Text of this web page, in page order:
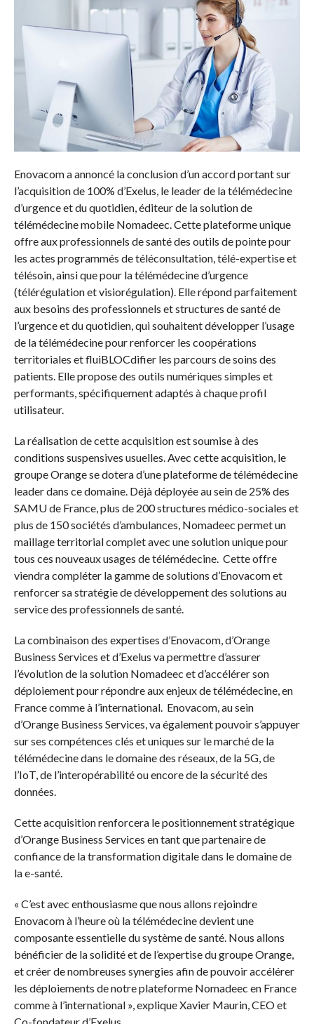
Enovacom a annoncé la conclusion d’un accord portant sur
l’acquisition de 100% d’Exelus, le leader de la télémédecine
d’urgence et du quotidien, éditeur de la solution de
télémédecine mobile Nomadeec. Cette plateforme unique
offre aux professionnels de santé des outils de pointe pour
les actes programmés de téléconsultation, télé-expertise et
télésoin, ainsi que pour la télémédecine d’urgence
(télérégulation et visiorégulation). Elle répond parfaitement
aux besoins des professionnels et structures de santé de
l’urgence et du quotidien, qui souhaitent développer l’usage
de la télémédecine pour renforcer les coopérations
territoriales et fluiBLOCdifier les parcours de soins des
patients. Elle propose des outils numériques simples et
performants, spécifiquement adaptés à chaque profil
utilisateur.
La réalisation de cette acquisition est soumise à des
conditions suspensives usuelles. Avec cette acquisition, le
groupe Orange se dotera d’une plateforme de télémédecine
leader dans ce domaine. Déjà déployée au sein de 25% des
SAMU de France, plus de 200 structures médico-sociales et
plus de 150 sociétés d’ambulances, Nomadeec permet un
maillage territorial complet avec une solution unique pour
tous ces nouveaux usages de télémédecine. Cette offre
viendra compléter la gamme de solutions d’Enovacom et
renforcer sa stratégie de développement des solutions au
service des professionnels de santé.
La combinaison des expertises d’Enovacom, d’Orange
Business Services et d’Exelus va permettre d’assurer
l’évolution de la solution Nomadeec et d’accélérer son
déploiement pour répondre aux enjeux de télémédecine, en
France comme à l’international. Enovacom, au sein
d’Orange Business Services, va également pouvoir s’appuyer
sur ses compétences clés et uniques sur le marché de la
télémédecine dans le domaine des réseaux, de la 5G, de
l’IoT, de l’interopérabilité ou encore de la sécurité des
données.
Cette acquisition renforcera le positionnement stratégique
d’Orange Business Services en tant que partenaire de
confiance de la transformation digitale dans le domaine de
la e-santé.
« C’est avec enthousiasme que nous allons rejoindre
Enovacom à l’heure où la télémédecine devient une
composante essentielle du système de santé. Nous allons
bénéficier de la solidité et de l’expertise du groupe Orange,
et créer de nombreuses synergies afin de pouvoir accélérer
les déploiements de notre plateforme Nomadeec en France
comme à l’international », explique Xavier Maurin, CEO et
Co-fondateur d’Exelus.